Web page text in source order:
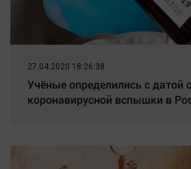
27.04.2020 18:26:38
Учёные определились с датой
коронавирусной вспышки в